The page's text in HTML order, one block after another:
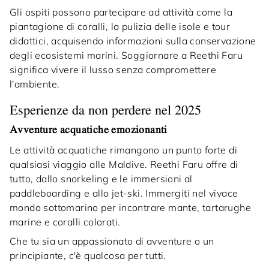
Gli ospiti possono partecipare ad attività come la
piantagione di coralli, la pulizia delle isole e tour
didattici, acquisendo informazioni sulla conservazione
degli ecosistemi marini. Soggiornare a Reethi Faru
significa vivere il lusso senza compromettere
l'ambiente.
Esperienze da non perdere nel 2025
Avventure acquatiche emozionanti
Le attività acquatiche rimangono un punto forte di
qualsiasi viaggio alle Maldive. Reethi Faru offre di
tutto, dallo snorkeling e le immersioni al
paddleboarding e allo jet-ski. Immergiti nel vivace
mondo sottomarino per incontrare mante, tartarughe
marine e coralli colorati.
Che tu sia un appassionato di avventure o un
principiante, c'è qualcosa per tutti.